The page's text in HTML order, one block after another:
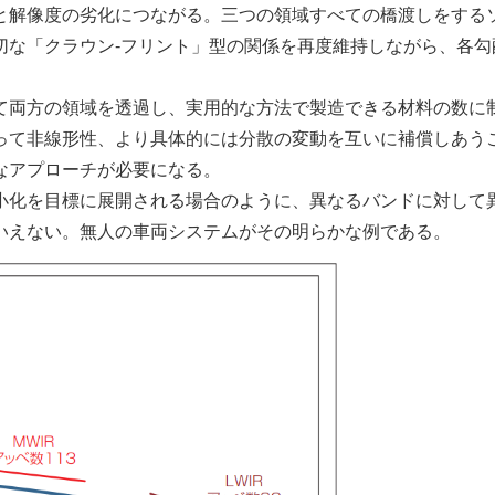
像度の劣化につながる。三つの領域すべての橋渡しをする
「クラウン‐フリント」型の関係を再度維持しながら、各
方の領域を透過し、実用的な方法で製造できる材料の数に
非線形性、より具体的には分散の変動を互いに補償しあう
プローチが必要になる。
を目標に展開される場合のように、異なるバンドに対して
ない。無人の車両システムがその明らかな例である。